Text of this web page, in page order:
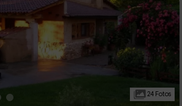
24 Fotos